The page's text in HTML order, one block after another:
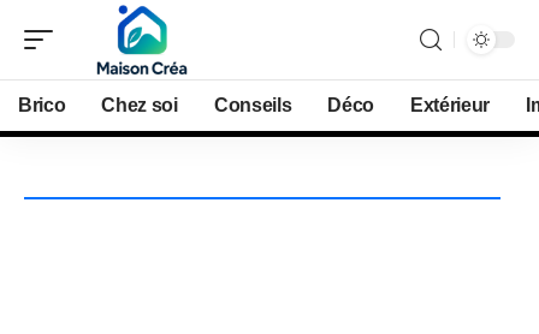
Brico Chez soi Conseils Déco Extérieur